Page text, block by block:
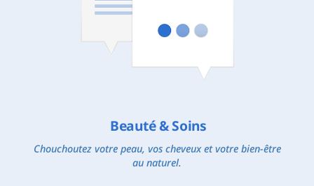
Beauté & Soins
Chouchoutez votre peau, vos cheveux et votre bien-être
au naturel.